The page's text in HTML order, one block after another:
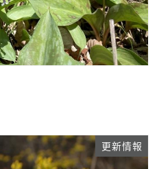
更新情報